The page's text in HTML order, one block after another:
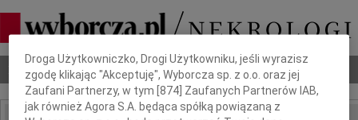
Nekrologi Odeszli Poradnik pogrzebowy
Dbamy o Twoją prywatność
Droga Użytkowniczko, Drogi Użytkowniku, jeśli wyrazisz
zgodę klikając "Akceptuję", Wyborcza sp. z o.o. oraz jej
Zaufani Partnerzy, w tym [874 ] Zaufanych Partnerów IAB,
jak również Agora S.A. będąca spółką powiązaną z